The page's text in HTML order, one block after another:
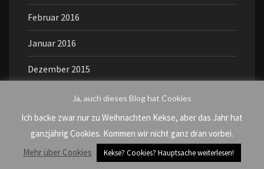
Februar 2016
Januar 2016
Dezember 2015
November 2015
Oktober 2015
September 2015
Ja, auch dieses Blog hat Cookies
Ich backe zwar nur zu Weihnachten Kekse, aber das Jahr hat
ganzjährig Cookies. Kommen wir nicht ganz dran vorbei.
Mehr über Cookies
Kekse? Cookies? Hauptsache weiterlesen!